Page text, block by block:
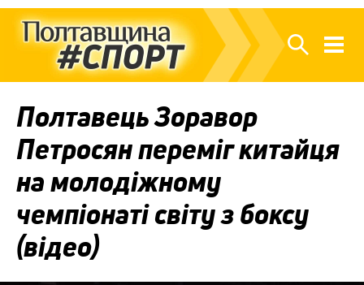
Полтавець Зоравор
Петросян переміг китайця
на молодіжному
чемпіонаті світу з боксу
(відео)